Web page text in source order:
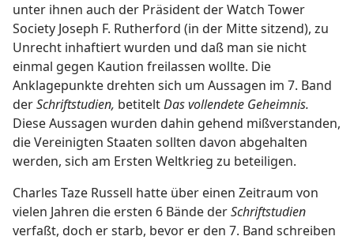
unter ihnen auch der Präsident der Watch Tower
Society Joseph F. Rutherford (in der Mitte sitzend), zu
Unrecht inhaftiert wurden und daß man sie nicht
einmal gegen Kaution freilassen wollte. Die
Anklagepunkte drehten sich um Aussagen im 7. Band
derSchriftstudien, betiteltDas vollendete Geheimnis.
Diese Aussagen wurden dahin gehend mißverstanden,
die Vereinigten Staaten sollten davon abgehalten
werden, sich am Ersten Weltkrieg zu beteiligen.
Charles Taze Russell hatte über einen Zeitraum von
vielen Jahren die ersten 6 Bände derSchriftstudien
verfaßt, doch er starb, bevor er den 7. Band schreiben